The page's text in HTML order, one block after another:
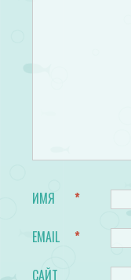
ИМЯ *
EMAIL *
САЙТ